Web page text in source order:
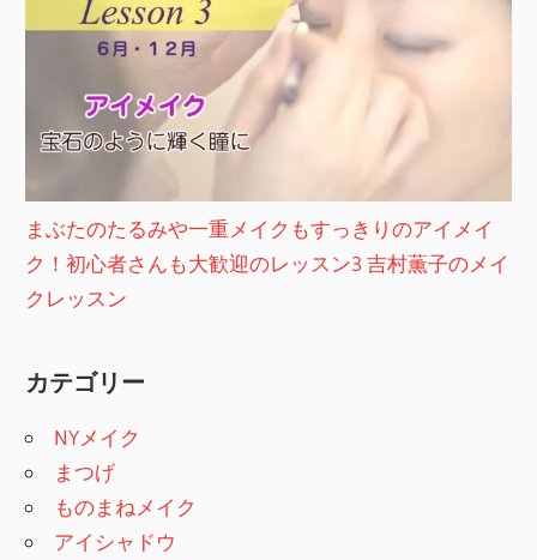
まぶたのたるみや一重メイクもすっきりのアイメイ
ク！初心者さんも大歓迎のレッスン3 吉村薫子のメイ
クレッスン
カテゴリー
NYメイク
まつげ
ものまねメイク
アイシャドウ